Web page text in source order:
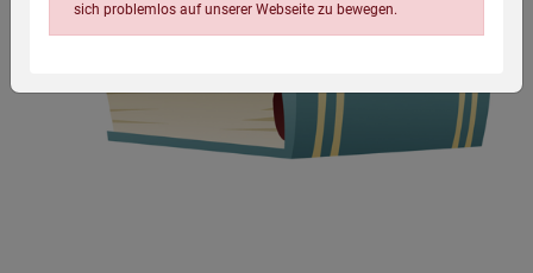
sich problemlos auf unserer Webseite zu bewegen.